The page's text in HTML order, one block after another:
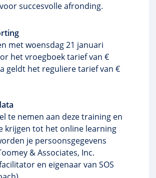
succesvolle afronding.
met woensdag 21 januari
het vroegboek tarief van €
geldt het reguliere tarief van €
te nemen aan deze training en
krijgen tot het online learning
je persoonsgegevens
& Associates, Inc.
en eigenaar van SOS